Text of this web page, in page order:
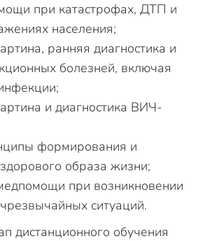
при катастрофах, ДТП и
населения;
ранняя диагностика и
болезней, включая
и диагностика ВИЧ-
формирования и
образа жизни;
при возникновении
ситуаций.
дистанционного обучения